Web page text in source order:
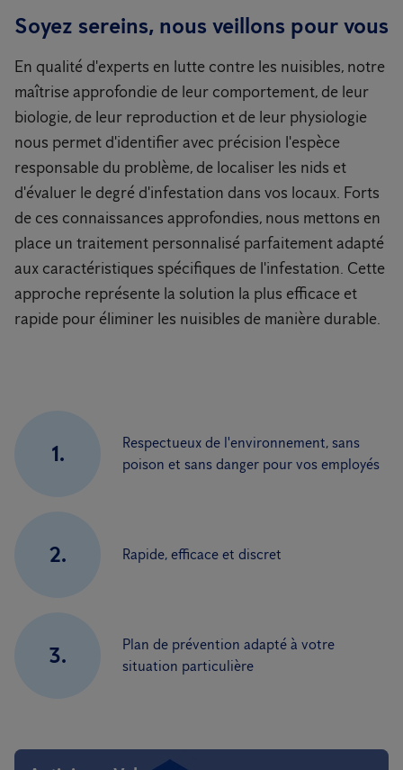
Soyez sereins, nous veillons pour vous
En qualité d'experts en lutte contre les nuisibles, notre
maîtrise approfondie de leur comportement, de leur
biologie, de leur reproduction et de leur physiologie
nous permet d'identifier avec précision l'espèce
responsable du problème, de localiser les nids et
d'évaluer le degré d'infestation dans vos locaux. Forts
de ces connaissances approfondies, nous mettons en
place un traitement personnalisé parfaitement adapté
aux caractéristiques spécifiques de l'infestation. Cette
approche représente la solution la plus efficace et
rapide pour éliminer les nuisibles de manière durable.
1.
Respectueux de l'environnement, sans
poison et sans danger pour vos employés
2. Rapide, efficace et discret
3.
Plan de prévention adapté à votre
situation particulière